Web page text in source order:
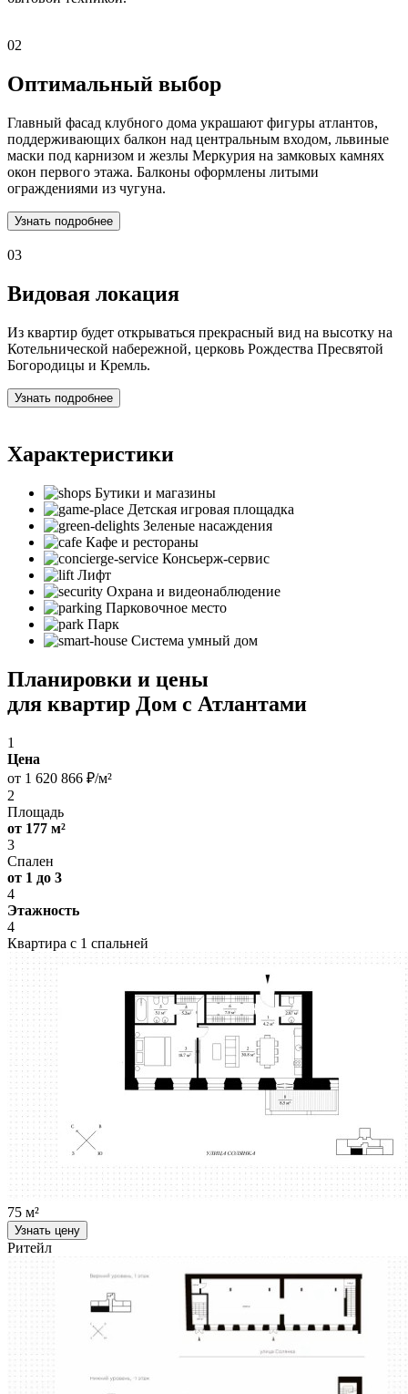
02
Оптимальный выбор
Главный фасад клубного дома украшают фигуры атлантов,
поддерживающих балкон над центральным входом, львиные
маски под карнизом и жезлы Меркурия на замковых камнях
окон первого этажа. Балконы оформлены литыми
ограждениями из чугуна.
Узнать подробнее
03
Видовая локация
Из квартир будет открываться прекрасный вид на высотку на
Котельнической набережной, церковь Рождества Пресвятой
Богородицы и Кремль.
Узнать подробнее
Характеристики
Бутики и магазины
Детская игровая площадка
Зеленые насаждения
Кафе и рестораны
Консьерж-сервис
Лифт
Охрана и видеонаблюдение
Парковочное место
Парк
Система умный дом
Планировки и цены
для квартир Дом с Атлантами
1
Цена
от 1 620 866 ₽/м²
2
Площадь
от 177 м²
3
Спален
от 1 до 3
4
Этажность
4
Квартира с 1 спальней
75 м²
Узнать цену
Ритейл